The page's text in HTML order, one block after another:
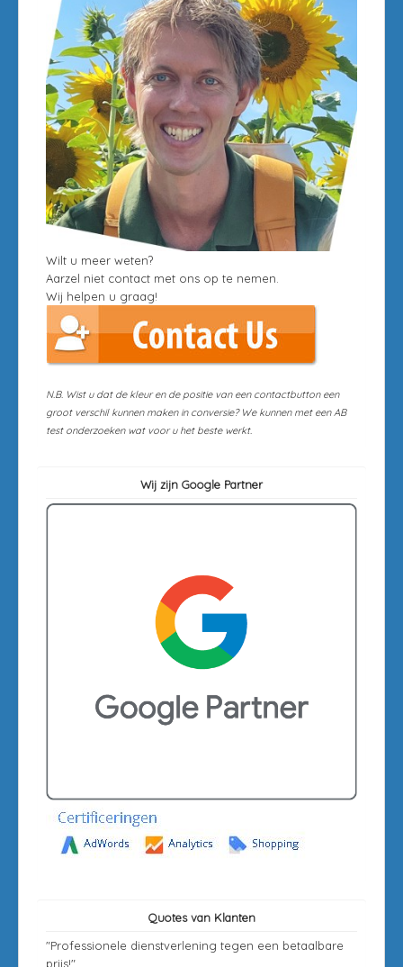
Wilt u meer weten?
Aarzel niet contact met ons op te nemen.
Wij helpen u graag!
N.B. Wist u dat de kleur en de positie van een contactbutton een
groot verschil kunnen maken in conversie? We kunnen met een AB
test onderzoeken wat voor u het beste werkt.
Wij zijn Google Partner
Quotes van Klanten
"Professionele dienstverlening tegen een betaalbare
prijs!"